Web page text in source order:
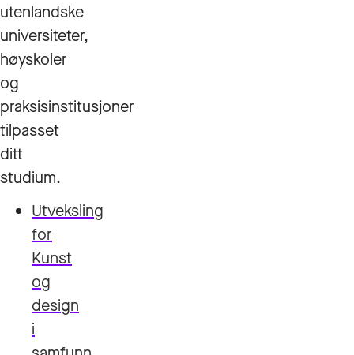
utenlandske
universiteter,
høyskoler
og
praksisinstitusjoner
tilpasset
ditt
studium.
Utveksling
for
Kunst
og
design
i